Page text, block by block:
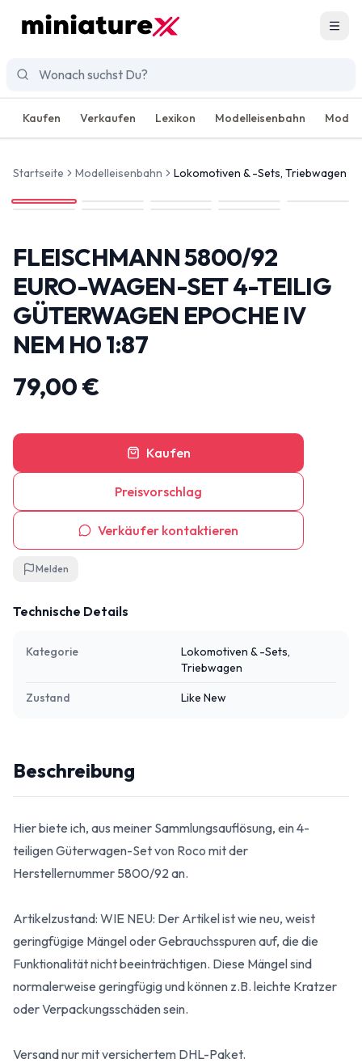
Menü
Kaufen Verkaufen Lexikon Modelleisenbahn
Startseite Modelleisenbahn Lokomotiven & -Sets, Triebwagen
FLEISCHMANN 5800/92
EURO-WAGEN-SET 4-TEILIG
GÜTERWAGEN EPOCHE IV
NEM H0 1:87
79,00 €
Kaufen
Preisvorschlag
Verkäufer kontaktieren
Melden
Technische Details
Kategorie
Lokomotiven & -Sets,
Triebwagen
Zustand Like New
Beschreibung
Hier biete ich, aus meiner Sammlungsauflösung, ein 4-
teiligen Güterwagen-Set von Roco mit der
Herstellernummer 5800/92 an.
Artikelzustand: WIE NEU: Der Artikel ist wie neu, weist
geringfügige Mängel oder Gebrauchsspuren auf, die die
Funktionalität nicht beeinträchtigen. Diese Mängel sind
normalerweise geringfügig und können z.B. leichte Kratzer
oder Verpackungsschäden sein.
Versand nur mit versichertem DHL-Paket.